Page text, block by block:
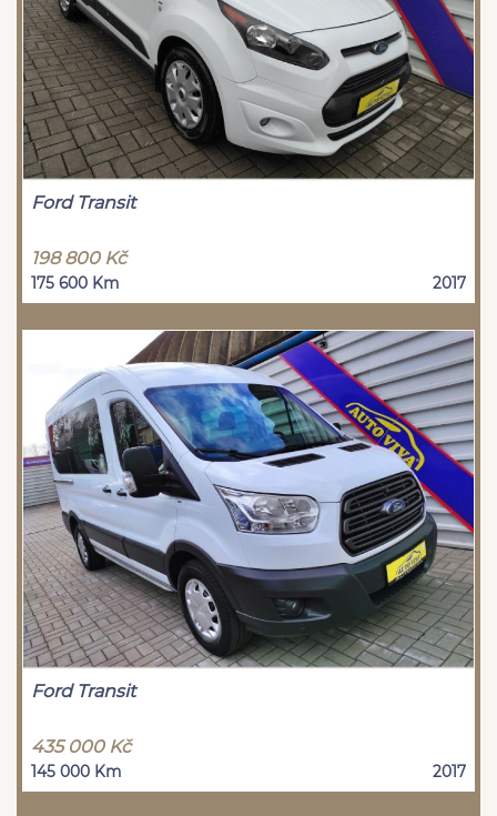
Ford Transit
198 800 Kč
175 600 Km 2017
Ford Transit
435 000 Kč
145 000 Km 2017